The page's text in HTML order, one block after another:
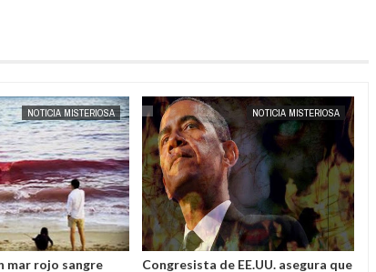
JAN 18, 2015 DEC
NOTICIA MISTERIOSA
mar rojo sangre
NOTICIA MISTERIOSA
Congresista de EE.UU. asegura que